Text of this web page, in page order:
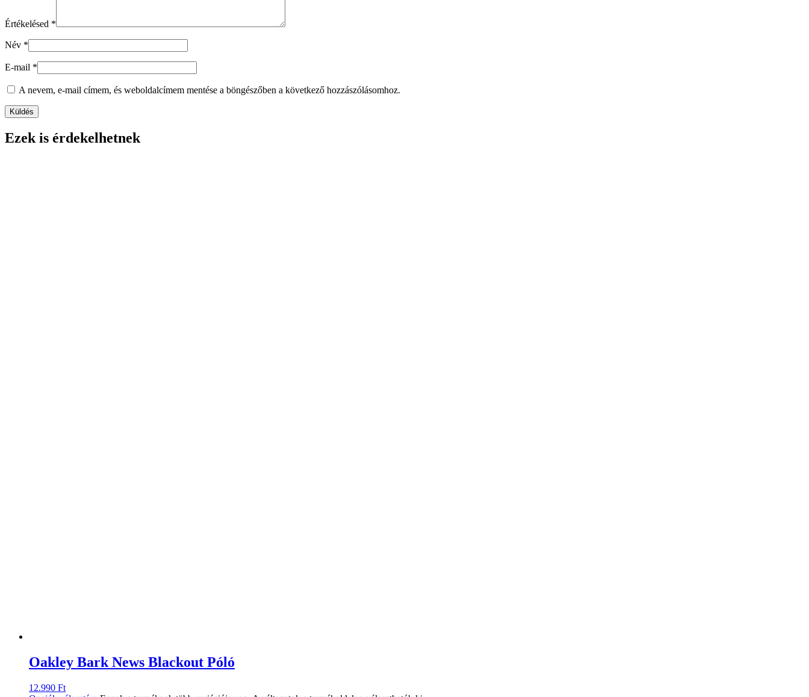
Értékelésed *
Név *
E-mail *
A nevem, e-mail címem, és weboldalcímem mentése a böngészőben a következő hozzászólásomhoz.
Ezek is érdekelhetnek
Oakley Bark News Blackout Póló
12.990 Ft